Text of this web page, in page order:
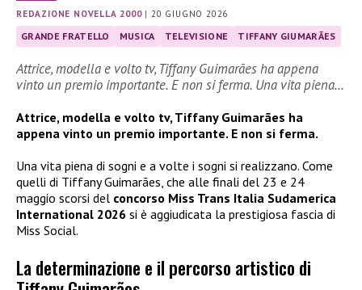
REDAZIONE NOVELLA 2000|20 GIUGNO 2026
GRANDE FRATELLO MUSICA TELEVISIONE TIFFANY GIUMARÃES
Attrice, modella e volto tv, Tiffany Guimarães ha appena
vinto un premio importante. E non si ferma. Una vita piena…
Attrice, modella e volto tv, Tiffany Guimarães ha
appena vinto un premio importante. E non si ferma.
Una vita piena di sogni e a volte i sogni si realizzano. Come
quelli di Tiffany Guimarães, che alle finali del 23 e 24
maggio scorsi del concorso Miss Trans Italia Sudamerica
International 2026 si è aggiudicata la prestigiosa fascia di
Miss Social.
La determinazione e il percorso artistico di